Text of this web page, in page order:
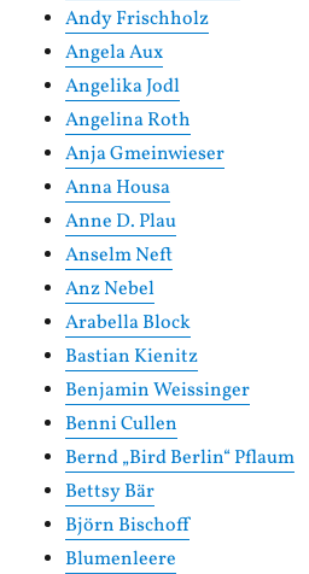
Andy Frischholz
Angela Aux
Angelika Jodl
Angelina Roth
Anja Gmeinwieser
Anna Housa
Anne D. Plau
Anselm Neft
Anz Nebel
Arabella Block
Bastian Kienitz
Benjamin Weissinger
Benni Cullen
Bernd „Bird Berlin“ Pflaum
Bettsy Bär
Björn Bischoff
Blumenleere